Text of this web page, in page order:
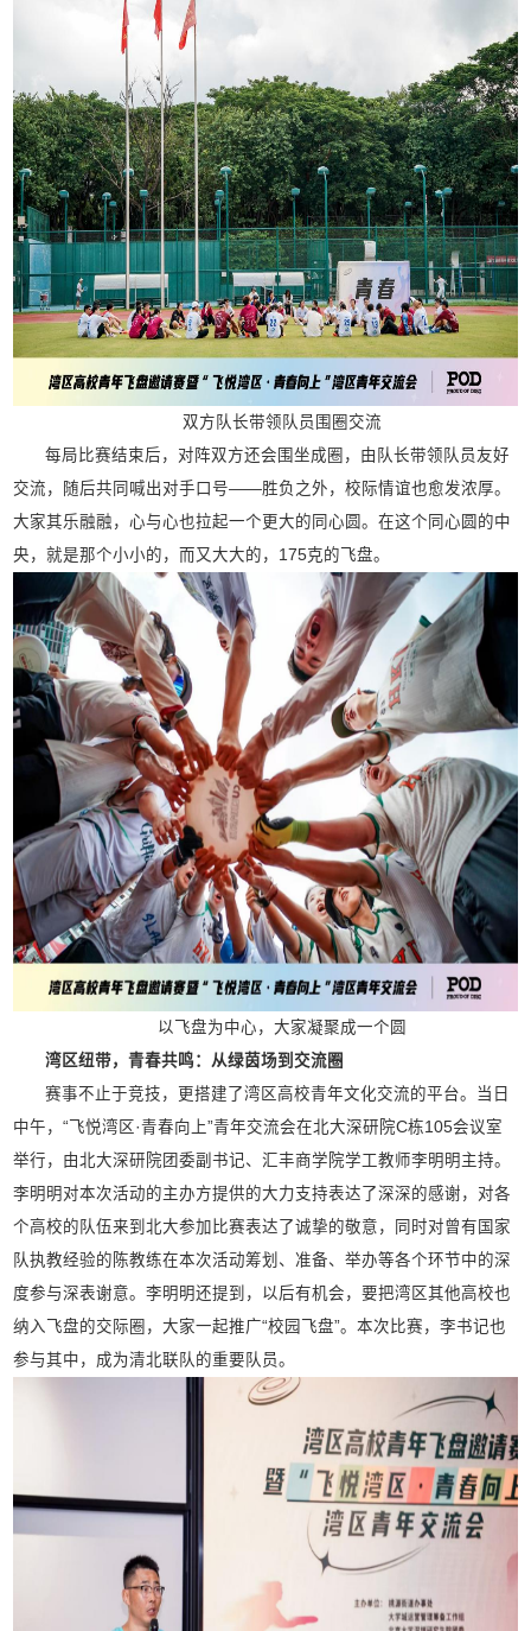
双方队长带领队员围圈交流
每局比赛结束后，对阵双方还会围坐成圈，由队长带领队员友好
交流，随后共同喊出对手口号——胜负之外，校际情谊也愈发浓厚。
大家其乐融融，心与心也拉起一个更大的同心圆。在这个同心圆的中
央，就是那个小小的，而又大大的，175克的飞盘。
以飞盘为中心，大家凝聚成一个圆
湾区纽带，青春共鸣：从绿茵场到交流圈
赛事不止于竞技，更搭建了湾区高校青年文化交流的平台。当日
中午，“飞悦湾区·青春向上”青年交流会在北大深研院C栋105会议室
举行，由北大深研院团委副书记、汇丰商学院学工教师李明明主持。
李明明对本次活动的主办方提供的大力支持表达了深深的感谢，对各
个高校的队伍来到北大参加比赛表达了诚挚的敬意，同时对曾有国家
队执教经验的陈教练在本次活动筹划、准备、举办等各个环节中的深
度参与深表谢意。李明明还提到，以后有机会，要把湾区其他高校也
纳入飞盘的交际圈，大家一起推广“校园飞盘”。本次比赛，李书记也
参与其中，成为清北联队的重要队员。